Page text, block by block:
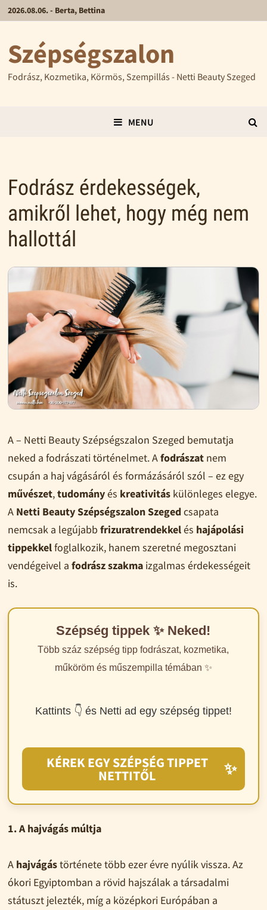
2026.08.06. - Berta, Bettina
Szépségszalon
Fodrász, Kozmetika, Körmös, Szempillás - Netti Beauty Szeged
MENU
Fodrász érdekességek,
amikről lehet, hogy még nem
hallottál
A – Netti Beauty Szépségszalon Szeged bemutatja
neked a fodrászati történelmet. Afodrászatnem
csupán a haj vágásáról és formázásáról szól – ez egy
művészet,tudományés kreativitáskülönleges elegye.
A Netti Beauty Szépségszalon Szegedcsapata
nemcsak a legújabb frizuratrendekkelés hajápolási
tippekkelfoglalkozik, hanem szeretné megosztani
vendégeivel a fodrász szakmaizgalmas érdekességeit
is.
Szépség tippek ✨ Neked!
Több száz szépség tipp fodrászat, kozmetika,
műköröm és műszempilla témában ✨
Kattints 👇 és Netti ad egy szépség tippet!
KÉREK EGY SZÉPSÉG TIPPET
NETTITŐL ✨
1. A hajvágás múltja
A hajvágástörténete több ezer évre nyúlik vissza. Az
ókori Egyiptomban a rövid hajszálak a társadalmi
státuszt jelezték, míg a középkori Európában a